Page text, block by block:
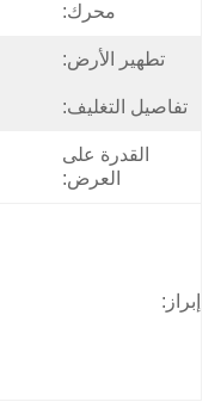
محرك:
تطهير الأرض:
تفاصيل التغليف:
القدرة على
العرض:
إبراز: